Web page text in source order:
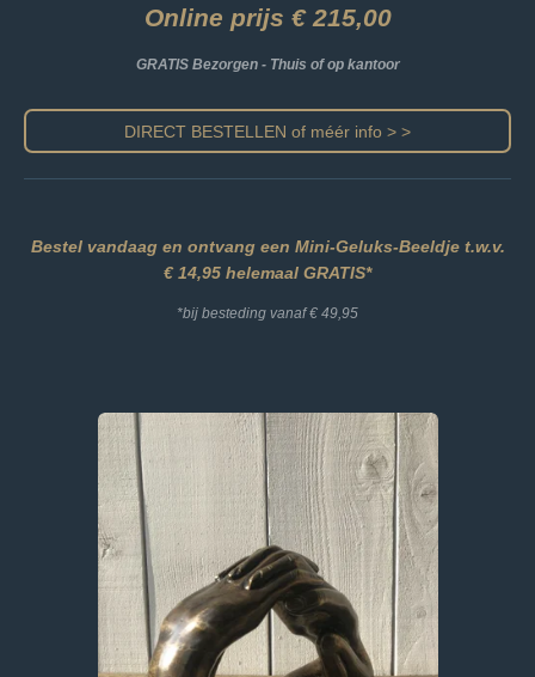
Online prijs € 215,00
GRATIS Bezorgen - Thuis of op kantoor
DIRECT BESTELLEN of méér info > >
Bestel vandaag en ontvang een Mini-Geluks-Beeldje t.w.v.
€ 14,95 helemaal GRATIS*
*bij besteding vanaf € 49,95